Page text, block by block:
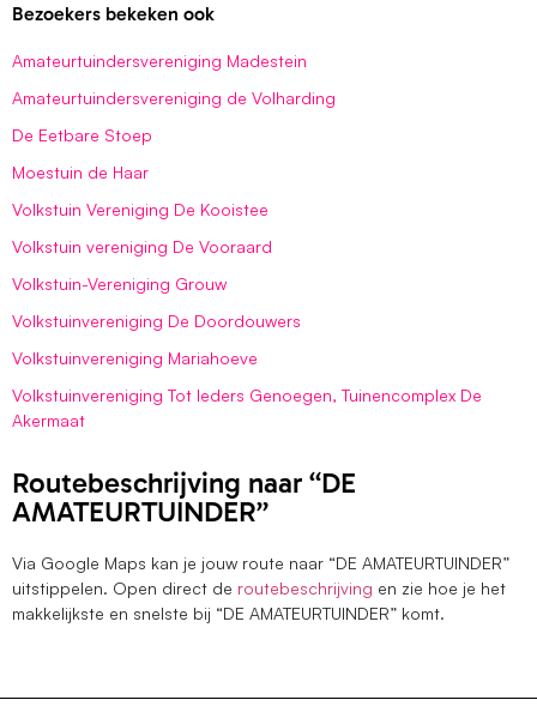
Bezoekers bekeken ook
Amateurtuindersvereniging Madestein
Amateurtuindersvereniging de Volharding
De Eetbare Stoep
Moestuin de Haar
Volkstuin Vereniging De Kooistee
Volkstuin vereniging De Vooraard
Volkstuin-Vereniging Grouw
Volkstuinvereniging De Doordouwers
Volkstuinvereniging Mariahoeve
Volkstuinvereniging Tot Ieders Genoegen, Tuinencomplex De
Akermaat
Routebeschrijving naar “DE
AMATEURTUINDER”
Via Google Maps kan je jouw route naar “DE AMATEURTUINDER”
uitstippelen. Open direct de routebeschrijving en zie hoe je het
makkelijkste en snelste bij “DE AMATEURTUINDER” komt.